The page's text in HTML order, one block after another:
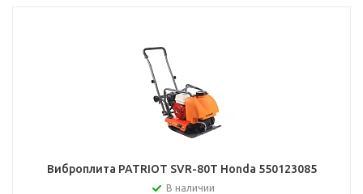
Виброплита PATRIOT SVR-80T Honda 550123085
В наличии